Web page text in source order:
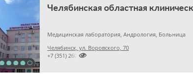
Медицинская лаборатория, Андрология, Больница
Челябинск, ул. Воровского, 70

+7 (351) 2609824